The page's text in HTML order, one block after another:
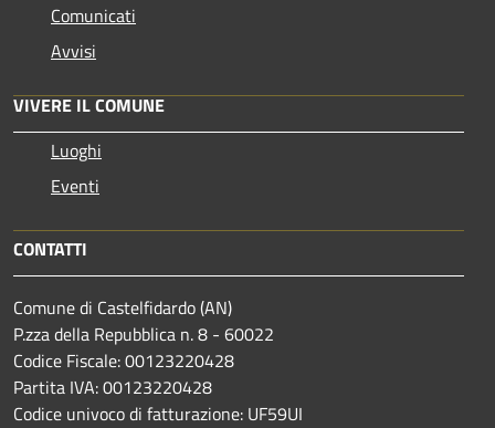
Comunicati
Avvisi
VIVERE IL COMUNE
Luoghi
Eventi
CONTATTI
Comune di Castelfidardo (AN)
P.zza della Repubblica n. 8 - 60022
Codice Fiscale: 00123220428
Partita IVA: 00123220428
Codice univoco di fatturazione: UF59UI